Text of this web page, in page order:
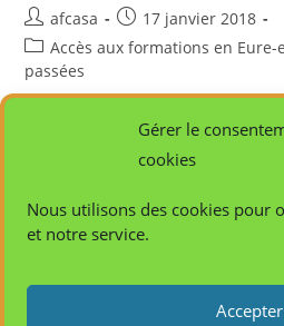
Gérer le
cookies
Nous utilisons des cookies pour
et notre service.
Accepter
afcasa
17 janvier 2018
Accès aux formations en Eure-
passées
Les stagiaires sont sous le statut
formation professionnelle », il
…